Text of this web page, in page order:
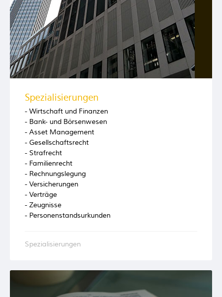
Spezialisierungen
- Wirtschaft und Finanzen
- Bank- und Börsenwesen
- Asset Management
- Gesellschaftsrecht
- Strafrecht
- Familienrecht
- Rechnungslegung
- Versicherungen
- Verträge
- Zeugnisse
- Personenstandsurkunden
Spezialisierungen